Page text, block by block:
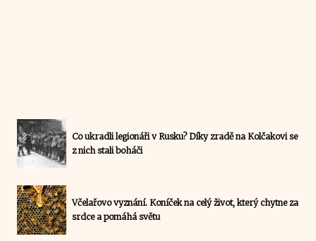
Co ukradli legionáři v Rusku? Díky zradě na Kolčakovi se
z nich stali boháči
Včelařovo vyznání. Koníček na celý život, který chytne za
srdce a pomáhá světu